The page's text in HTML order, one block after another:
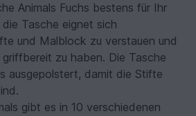
Animals Fuchs bestens für Ihr
Tasche eignet sich
und Malblock zu verstauen und
zu haben. Die Tasche
ausgepolstert, damit die Stifte
gibt es in 10 verschiedenen